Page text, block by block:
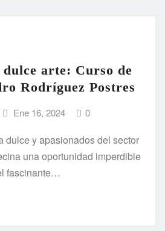
arte: Curso de
Rodríguez Postres
Ene 16, 2024 0
dulce y apasionados del sector
una oportunidad imperdible
fascinante…